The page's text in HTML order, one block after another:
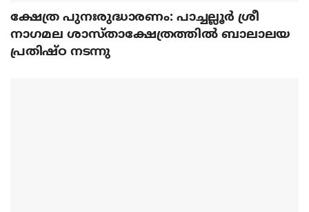
ക്ഷേത്ര പുനഃരുദ്ധാരണം: പാച്ചല്ലൂര്‍ ശ്രീ
നാഗമല ശാസ്താക്ഷേത്രത്തില്‍ ബാലാലയ
പ്രതിഷ്ഠ നടന്നു